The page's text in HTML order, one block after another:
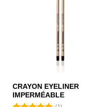
CRAYON EYELINER
IMPERMÉABLE